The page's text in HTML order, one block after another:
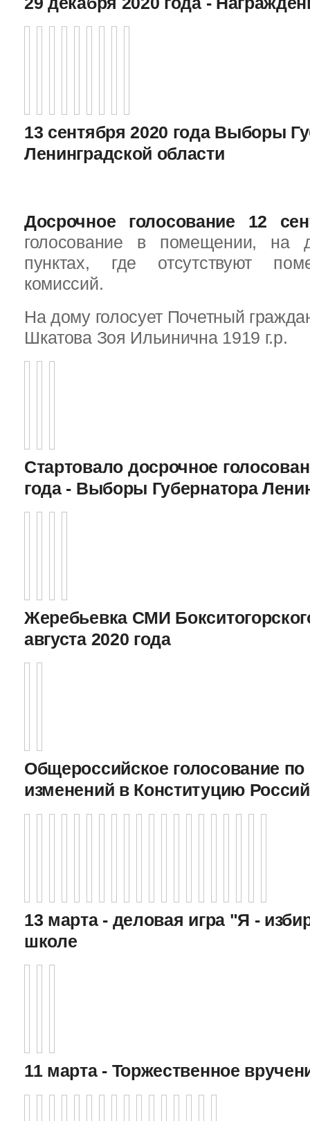
13 сентября 2020 года Выборы
Ленинградской области
Досрочное голосование 12
голосование в помещении, на
пунктах, где отсутствуют
комиссий.
На дому голосует Почетный
Шкатова Зоя Ильинична 1919 г.р.
Стартовало досрочное
года - Выборы Губернатора
Жеребьевка СМИ
августа 2020 года
Общероссийское голосование
изменений в Конституцию
13 марта - деловая игра "Я -
школе
11 марта - Торжественное